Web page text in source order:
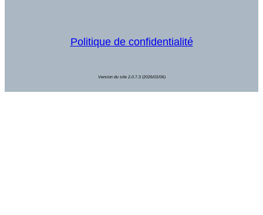
Politique de confidentialité
Version du site 2.0. 7.3 (2026/02/06)